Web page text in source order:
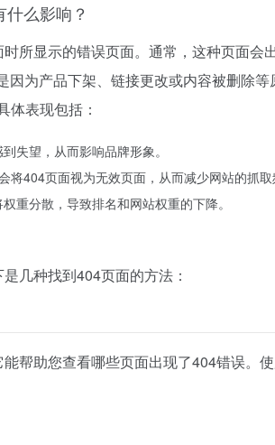
么影响？
所显示的错误页面。通常，这种页面会
为产品下架、链接更改或内容被删除
体表现包括：
失望，从而影响品牌形象。
将404页面视为无效页面，从而减少网站的抓取
重分散，导致排名和网站权重的下降。
几种找到404页面的方法：
帮助您查看哪些页面出现了404错误。使